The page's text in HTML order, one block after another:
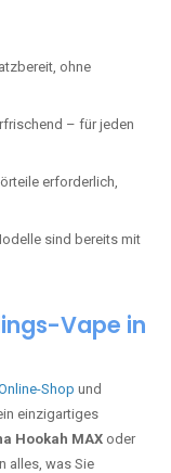
ohne
– für jeden
erforderlich,
sind bereits mit
Vape in
Shop und
einzigartiges
Hookah MAX oder
alles, was Sie